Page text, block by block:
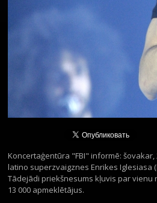
Koncertaģentūra "FBI" informē:
latino superzvaigznes Enrikes Iglesiasa
Tādejādi priekšnesums kļuvis par vienu
13 000 apmeklētājus.